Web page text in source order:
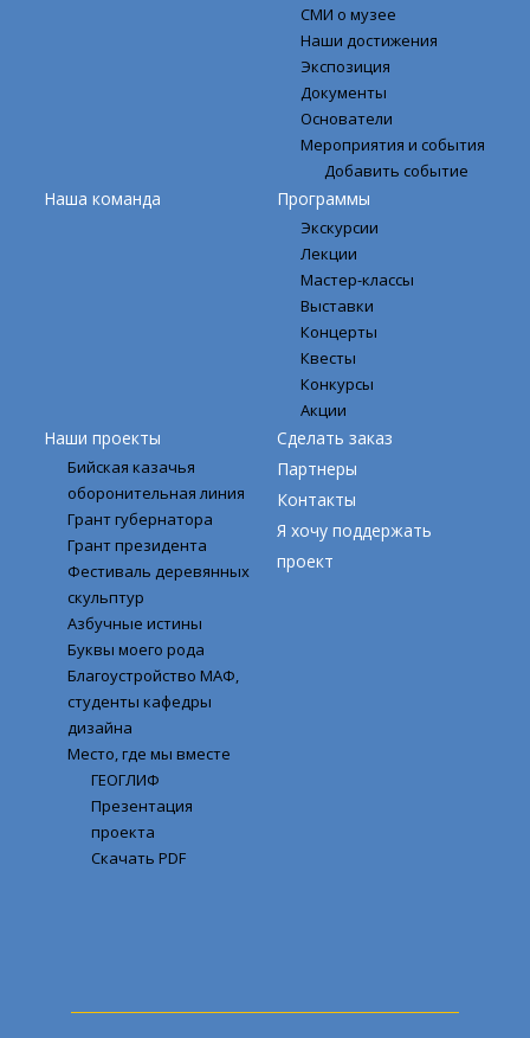
СМИ о музее
Наши достижения
Экспозиция
Документы
Основатели
Мероприятия и события
Добавить событие
Наша команда Программы
Экскурсии
Лекции
Мастер-классы
Выставки
Концерты
Квесты
Конкурсы
Акции
Наши проекты
Бийская казачья
оборонительная линия
Грант губернатора
Грант президента
Фестиваль деревянных
скульптур
Азбучные истины
Буквы моего рода
Благоустройство МАФ,
студенты кафедры
дизайна
Место, где мы вместе
ГЕОГЛИФ
Презентация
проекта
Скачать PDF
Сделать заказ
Партнеры
Контакты
Я хочу поддержать
проект